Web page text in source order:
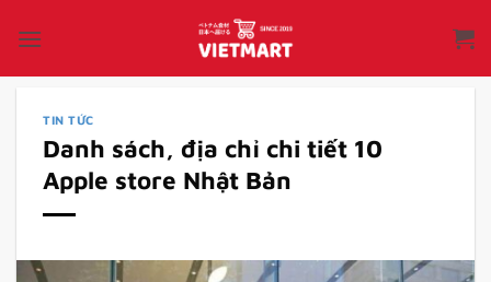
qua
TIN TỨC
Danh sách, địa chỉ chi tiết 10
Apple store Nhật Bản